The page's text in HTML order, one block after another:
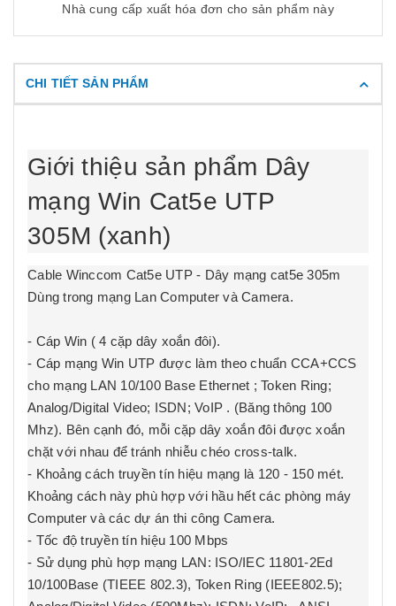
Nhà cung cấp xuất hóa đơn cho sản phẩm này
CHI TIẾT SẢN PHẨM
Giới thiệu sản phẩm Dây
mạngWin Cat5e UTP
305M (xanh)
Cable Winccom Cat5e UTP - Dây mạng cat5e 305m
Dùng trong mạng Lan Computer và Camera.
- Cáp Win ( 4 cặp dây xoắn đôi).
- Cáp mạng Win UTP được làm theo chuẩn CCA+CCS
cho mạng LAN 10/100 Base Ethernet ; Token Ring;
Analog/Digital Video; ISDN; VoIP . (Băng thông 100
Mhz). Bên cạnh đó, mỗi cặp dây xoắn đôi được xoắn
chặt với nhau để tránh nhiễu chéo cross-talk.
- Khoảng cách truyền tín hiệu mạng là 120 - 150 mét.
Khoảng cách này phù hợp với hầu hết các phòng máy
Computer và các dự án thi công Camera.
- Tốc độ truyền tín hiệu 100 Mbps
- Sử dụng phù hợp mạng LAN: ISO/IEC 11801-2Ed
10/100Base (TIEEE 802.3), Token Ring (IEEE802.5);